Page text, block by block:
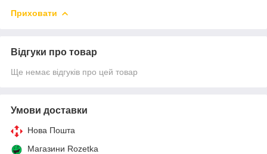
Приховати
Відгуки про товар
Ще немає відгуків про цей товар
Умови доставки
Нова Пошта
Магазини Rozetka